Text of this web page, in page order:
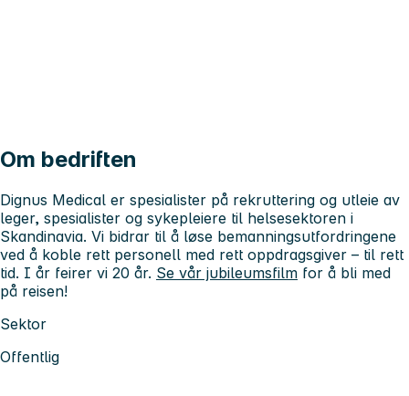
Om bedriften
Dignus Medical er spesialister på rekruttering og utleie av
leger, spesialister og sykepleiere til helsesektoren i
Skandinavia. Vi bidrar til å løse bemanningsutfordringene
ved å koble rett personell med rett oppdragsgiver – til rett
tid. I år feirer vi 20 år. Se vår jubileumsfilm for å bli med
på reisen!
Sektor
Offentlig